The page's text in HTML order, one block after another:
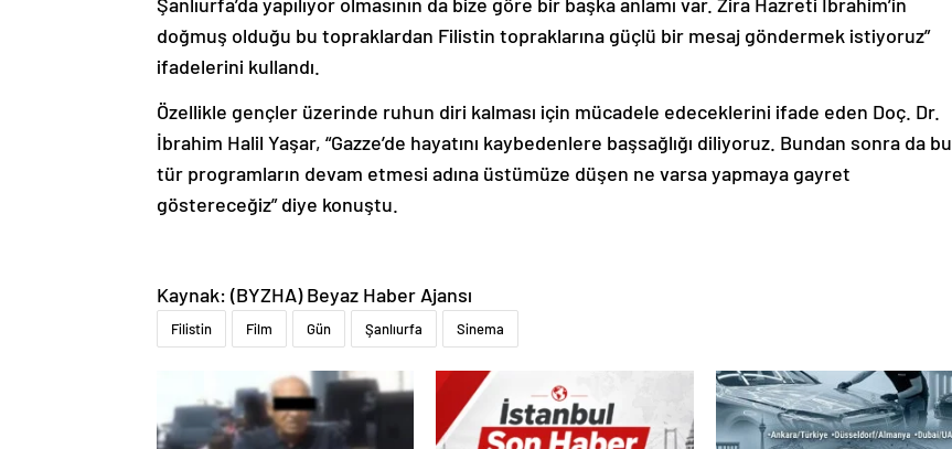
doğmuş olduğu bu topraklardan Filistin topraklarına güçlü bir mesaj göndermek istiyoruz”
ifadelerini kullandı.
Özellikle gençler üzerinde ruhun diri kalması için mücadele edeceklerini ifade eden Doç. Dr.
İbrahim Halil Yaşar, “Gazze’de hayatını kaybedenlere başsağlığı diliyoruz. Bundan sonra da bu
tür programların devam etmesi adına üstümüze düşen ne varsa yapmaya gayret
göstereceğiz” diye konuştu.
Kaynak: (BYZHA) Beyaz Haber Ajansı
Filistin Film Gün Şanlıurfa Sinema